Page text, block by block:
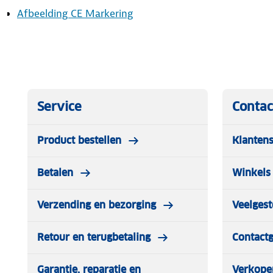
- Alle ritsen afsluitbaar met een hangslot (excl.)
Afbeelding CE Markering
Service
Product bestellen
Betalen
Verzending en bezorging
Retour en terugbetaling
Garantie, reparatie en